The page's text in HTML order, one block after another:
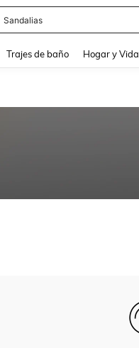
Sandalias
Trajes de baño Hogar y Vida